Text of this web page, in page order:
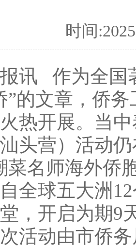
时间
作为全国著
”的文章，侨
热开展。当
汕头营）活动
菜名师海外侨
全球五大洲
，开启为期9
动由市侨务